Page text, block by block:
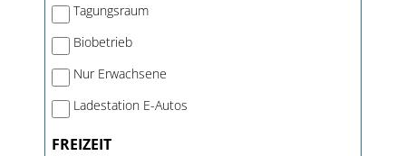
Tagungsraum
Biobetrieb
Nur Erwachsene
Ladestation E-Autos
FREIZEIT